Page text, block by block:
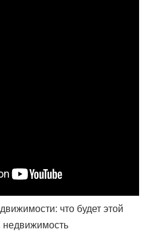
что будет этой